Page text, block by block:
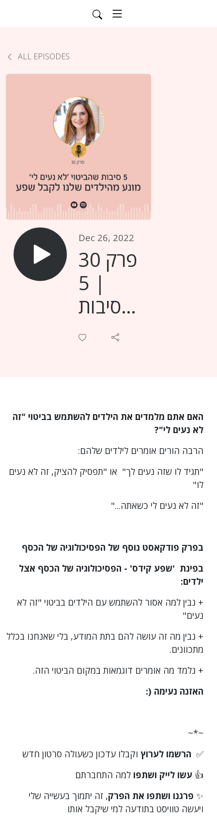
ALL EPISODES
Dec 26, 2022
פרק 30
| 5
סיבות
שהביטוי
שלנו
לקבל
שפע
האם אתם מלמדים את הילדים להשתמש בביטוי "זה
לא נעים לי"?
הרבה הורים אומרים לילדים שלהם:
"תגיד לו שזה נעים לך" או "תפסיק להציק, זה לא נעים
לו"
"זה לא נעים לי כשאתה..."
בפרק פודקאסט נוסף של הפסיכולוגיה של הכסף
בפינת 'שפע קידס' - הפסיכולוגיה של הכסף אצל
ילדים:
+ נבין למה אסור להשתמש עם הילדים בביטוי "זה לא
נעים"
+ נבין מה זה עושה להם בתת המודע, בלי שאנחנו בכלל
מתכוונים.
+ נלמד מה אומרים דוגמאות במקום הביטוי הזה.
האזנה נעימה (:
~*~
✅ הרשמו לערוץ וקבלו עדכון כשעולה סרטון חדש
👍 עשו לייק ושתפו למה התחברתם
✨ פרגנו ושתפו את הפרק, זה יתמוך בעשייה שלי
ויעשה טוויסט בתודעה למי שיקבל אותו